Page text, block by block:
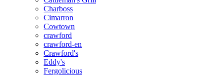
Charboss
Cimarron
Cowtown
crawford
crawford-en
Crawford's
Eddy's
Fergolicious